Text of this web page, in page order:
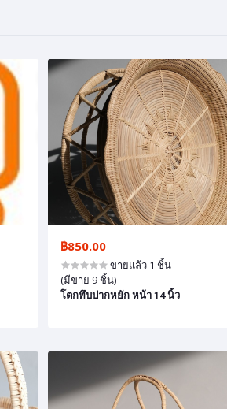
฿850.00
ขายแล้ว 1 ชิ้น
(มีขาย 9 ชิ้น)
โตกทึบปากหยัก หน้า 14 นิ้ว